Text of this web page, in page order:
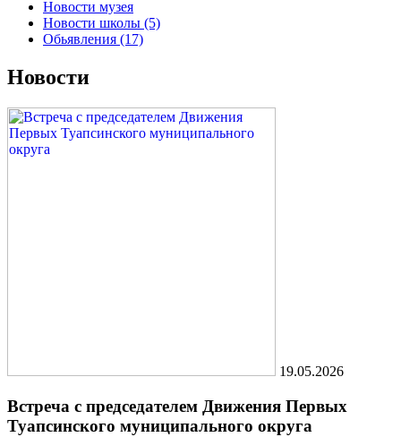
Новости музея
Новости школы (5)
Обьявления (17)
Новости
19.05.2026
Встреча с председателем Движения Первых
Туапсинского муниципального округа